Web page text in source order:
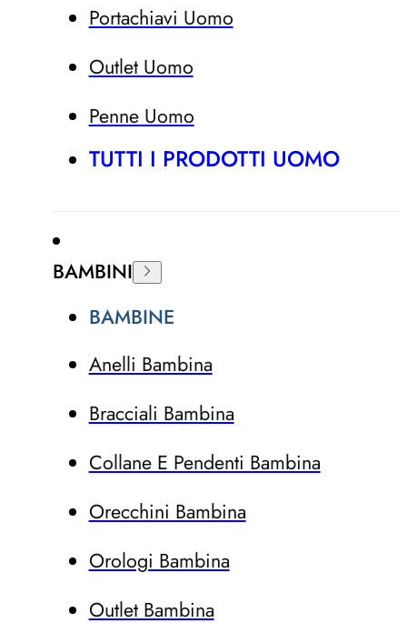
Portachiavi Uomo
Outlet Uomo
Penne Uomo
TUTTI I PRODOTTI UOMO
BAMBINI
BAMBINE
Anelli Bambina
Bracciali Bambina
Collane E Pendenti Bambina
Orecchini Bambina
Orologi Bambina
Outlet Bambina